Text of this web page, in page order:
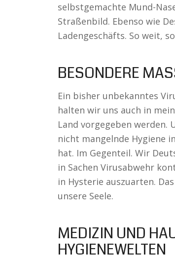
selbstgemachte Mund-
Straßenbild. Ebenso wie
Ladengeschäfts. So weit,
BESONDERE
Ein bisher unbekanntes
halten wir uns auch in
Land vorgegeben werden.
nicht mangelnde Hygiene
hat. Im Gegenteil. Wir
in Sachen Virusabwehr
in Hysterie auszuarten.
unsere Seele.
MEDIZIN UND
HYGIENEWELTEN